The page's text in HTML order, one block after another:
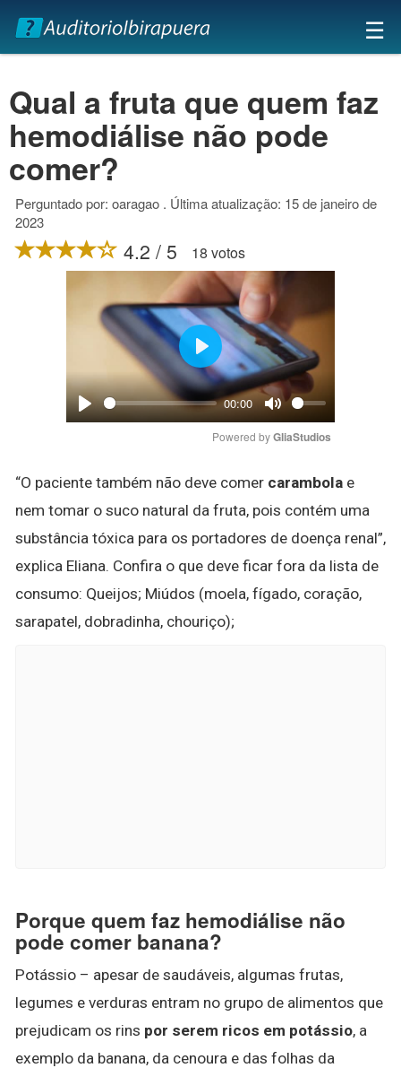
×
☰
Qual a fruta que quem faz
hemodiálise não pode
comer?
Perguntado por: oaragao . Última atualização: 15 de janeiro de
2023
4.2 / 5 18 votos
Play
00:00
Mute
Play
Powered by GliaStudios
“O paciente também não deve comer carambola e
nem tomar o suco natural da fruta, pois contém uma
substância tóxica para os portadores de doença renal”,
explica Eliana. Confira o que deve ficar fora da lista de
consumo: Queijos; Miúdos (moela, fígado, coração,
sarapatel, dobradinha, chouriço);
Porque quem faz hemodiálise não
pode comer banana?
Potássio – apesar de saudáveis, algumas frutas,
legumes e verduras entram no grupo de alimentos que
prejudicam os rins por serem ricos em potássio, a
exemplo da banana, da cenoura e das folhas da